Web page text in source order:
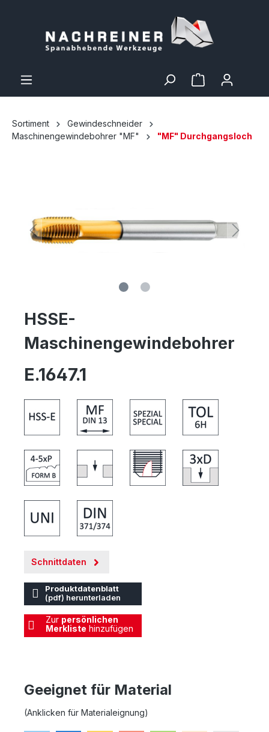
Sortiment
Gewindeschneider
Maschinengewindebohrer "MF"
"MF" Durchgangsloch
HSSE-
Maschinengewindebohrer
E.1647.1
Schnittdaten
Produktdatenblatt
(pdf) herunterladen
Zur persönlichen
Merkliste hinzufügen
Geeignet für Material
(Anklicken für Materialeignung)